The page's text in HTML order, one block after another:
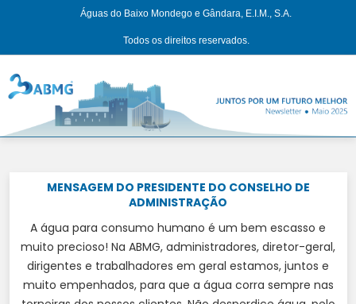
Águas do Baixo Mondego e Gândara, E.I.M., S.A.
Todos os direitos reservados.
MENSAGEM DO PRESIDENTE DO CONSELHO DE
ADMINISTRAÇÃO
A água para consumo humano é um bem escasso e
muito precioso! Na ABMG, administradores, diretor-geral,
dirigentes e trabalhadores em geral estamos, juntos e
muito empenhados, para que a água corra sempre nas